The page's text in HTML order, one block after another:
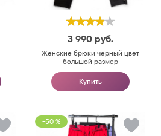
3 990 руб.
Женские брюки чёрный цвет
большой размер
Купить
-50 %